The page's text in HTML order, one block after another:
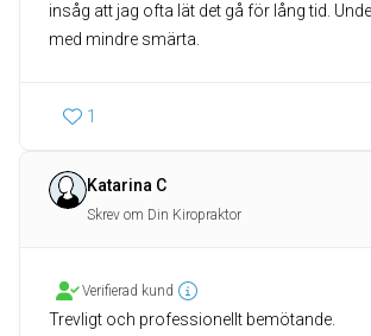
insåg att jag ofta lät det gå för lång tid.
med mindre smärta.
1
Katarina C
Skrev om Din Kiropraktor
Verifierad kund
Trevligt och professionellt bemötande.